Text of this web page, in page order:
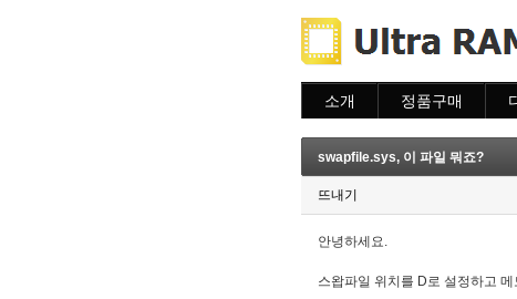
소개 정품구매
주문조회
이용안내
swapfile.sys, 이 파일 뭐죠?
뜨내기
안녕하세요.
스왑파일 위치를 D로 설정하고